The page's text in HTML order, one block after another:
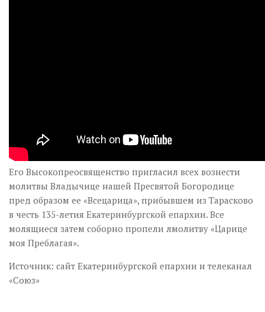
Его Высокопреосвященство пригласил всех вознести
молитвы Владычице нашей Пресвятой Богородице
пред образом ее «Всецарица», прибывшем из Тарасково
в честь 135-летия Екатеринбургской епархии. Все
молящиеся затем соборно пропели лмолитву «Царице
моя Преблагая».
Источник: сайт Екатеринбургской епархии и телеканал
«Союз»